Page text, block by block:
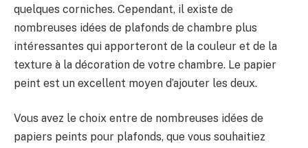
quelques corniches. Cependant, il existe de
nombreuses idées de plafonds de chambre plus
intéressantes qui apporteront de la couleur et de la
texture à la décoration de votre chambre. Le papier
peint est un excellent moyen d’ajouter les deux.
Vous avez le choix entre de nombreuses idées de
papiers peints pour plafonds, que vous souhaitiez